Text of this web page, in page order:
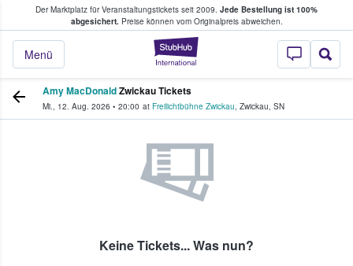
Der Marktplatz für Veranstaltungstickets seit 2009. Jede Bestellung ist 100%
abgesichert.Preise können vom Originalpreis abweichen.
StubHub - Wo
Menü
Tickets kaufen & verkaufen
Amy MacDonaldZwickau Tickets
Mi., 12. Aug. 2026 • 20:00 at Freilichtbühne Zwickau, Zwickau, SN
Keine Tickets... Was nun?